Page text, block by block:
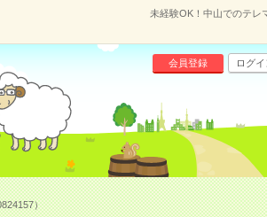
未経験OK！中山でのテレ
会員登録 ログイ
）